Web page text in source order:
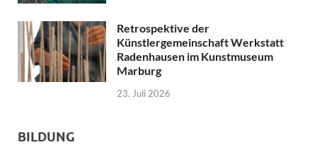
Retrospektive der
Künstlergemeinschaft Werkstatt
Radenhausen im Kunstmuseum
Marburg
23. Juli 2026
BILDUNG